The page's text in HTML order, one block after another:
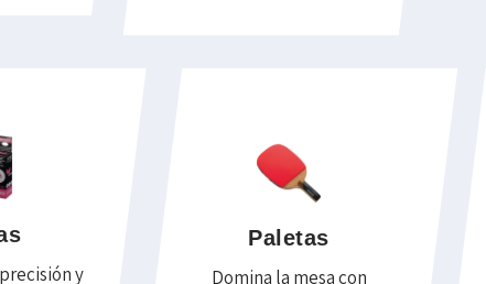
y
Paletas
Domina la mesa con